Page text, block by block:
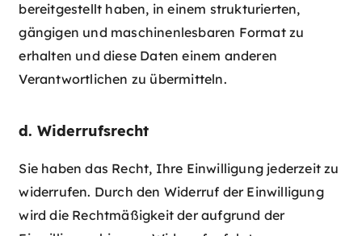
bereitgestellt haben, in einem strukturierten,
gängigen und maschinenlesbaren Format zu
erhalten und diese Daten einem anderen
Verantwortlichen zu übermitteln.
d. Widerrufsrecht
Sie haben das Recht, Ihre Einwilligung jederzeit zu
widerrufen. Durch den Widerruf der Einwilligung
wird die Rechtmäßigkeit der aufgrund der